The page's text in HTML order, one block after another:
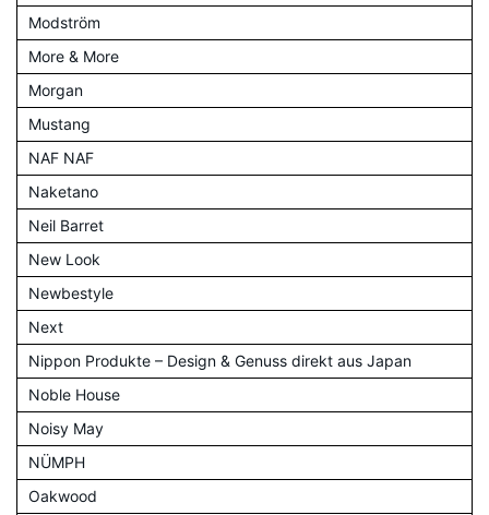
Modström
More & More
Morgan
Mustang
NAF NAF
Naketano
Neil Barret
New Look
Newbestyle
Next
Nippon Produkte – Design & Genuss direkt aus Japan
Noble House
Noisy May
NÜMPH
Oakwood